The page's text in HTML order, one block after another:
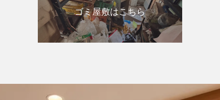
ゴミ屋敷はこちら